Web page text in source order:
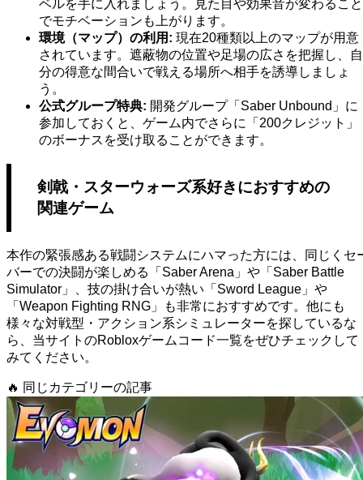
ベルを手に入れましょう。見た目や効果音が変わること
でモチベーションも上がります。
環境（マップ）の利用: 現在20種類以上のマップが用意
されています。遮蔽物の位置や足場の広さを把握し、自
分の得意な間合いで戦える場所へ相手を誘導しましょ
う。
公式グループ特典: 開発グループ「Saber Unbound」に
参加しておくと、ゲーム内でさらに「200クレジット」
のボーナスを受け取ることができます。
剣戟・スターウォーズ系好きにおすすめの
関連ゲーム
本作の緊張感ある戦闘システムにハマった方には、同じくセ
バーでの決闘が楽しめる「Saber Arena」や「Saber Battle
Simulator」、技の掛け合いが熱い「Sword League」や
「Weapon Fighting RNG」も非常におすすめです。他にも
様々な対戦型・アクション系シミュレーターを探しているな
ら、当サイトのRobloxゲームコード一覧をぜひチェックして
みてください。
🔥 同じカテゴリーの記事